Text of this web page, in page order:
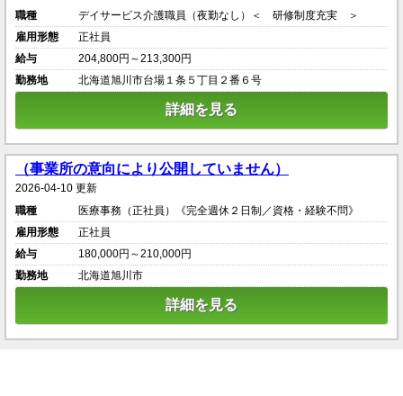
職種
デイサービス介護職員（夜勤なし）＜ 研修制度充実 ＞
雇用形態
正社員
給与
204,800円～213,300円
勤務地
北海道旭川市台場１条５丁目２番６号
詳細を見る
（事業所の意向により公開していません）
2026-04-10 更新
職種
医療事務（正社員）《完全週休２日制／資格・経験不問》
雇用形態
正社員
給与
180,000円～210,000円
勤務地
北海道旭川市
詳細を見る